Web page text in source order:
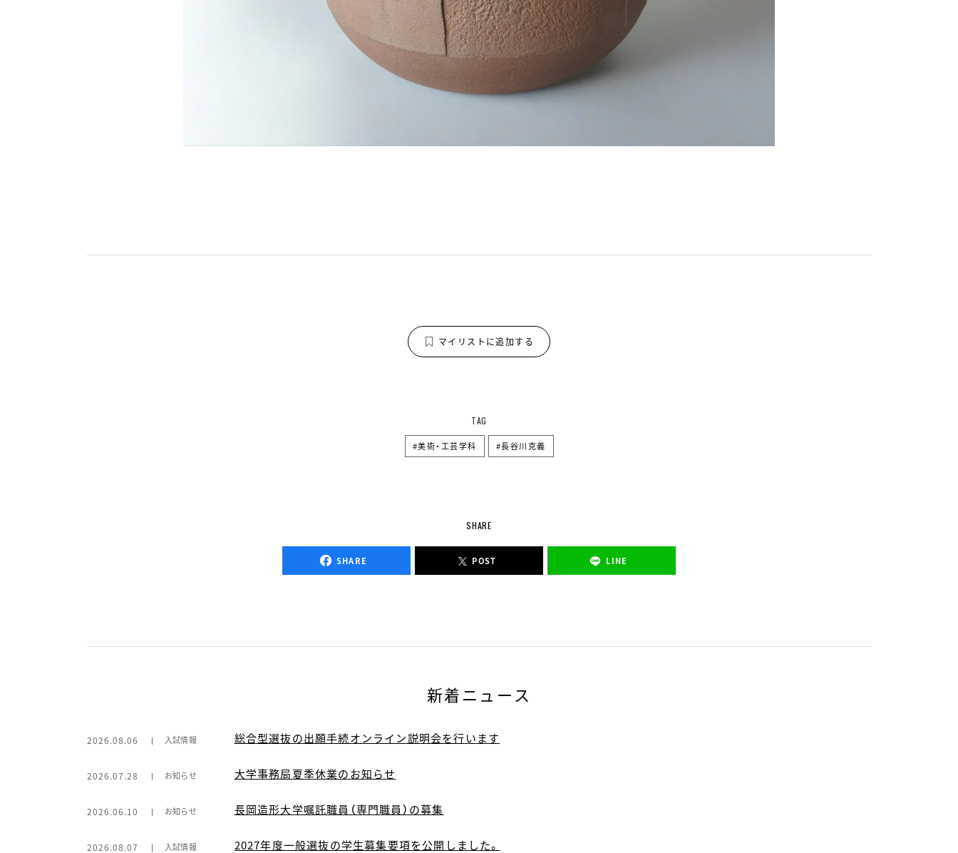
マイリストに追加する
TAG
美術・工芸学科 長谷川克義
SHARE
SHARE POST LINE
新着ニュース
2026.08.06 入試情報 総合型選抜の出願手続オンライン説明会を行います
2026.07.28 お知らせ 大学事務局夏季休業のお知らせ
2026.06.10 お知らせ 長岡造形大学嘱託職員（専門職員）の募集
2026.08.07 入試情報 2027年度一般選抜の学生募集要項を公開しました。